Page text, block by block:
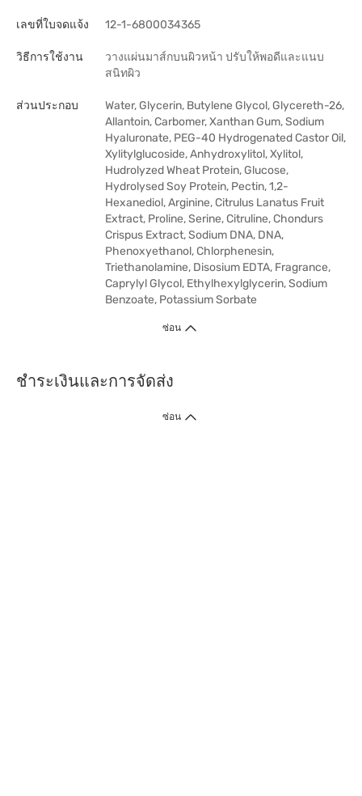
เลขที่ใบจดแจ้ง 12-1-6800034365
วิธีการใช้งาน
วางแผ่นมาส์กบนผิวหน้า ปรับให้พอดีและแนบ
สนิทผิว
ส่วนประกอบ
Water, Glycerin, Butylene Glycol, Glycereth-26,
Allantoin, Carbomer, Xanthan Gum, Sodium
Hyaluronate, PEG-40 Hydrogenated Castor Oil,
Xylitylglucoside, Anhydroxylitol, Xylitol,
Hudrolyzed Wheat Protein, Glucose,
Hydrolysed Soy Protein, Pectin, 1,2-
Hexanediol, Arginine, Citrulus Lanatus Fruit
Extract, Proline, Serine, Citruline, Chondurs
Crispus Extract, Sodium DNA, DNA,
Phenoxyethanol, Chlorphenesin,
Triethanolamine, Disosium EDTA, Fragrance,
Caprylyl Glycol, Ethylhexylglycerin, Sodium
Benzoate, Potassium Sorbate
ซ่อน
ชำระเงินและการจัดส่ง
ซ่อน